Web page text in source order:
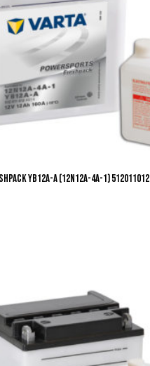
YB12A-A (12N12A-4A-1) 512011012